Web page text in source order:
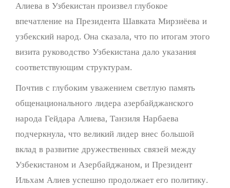
Алиева в Узбекистан произвел глубокое
впечатление на Президента Шавката Мирзиёева и
узбекский народ. Она сказала, что по итогам этого
визита руководство Узбекистана дало указания
соответствующим структурам.
Почтив с глубоким уважением светлую память
общенационального лидера азербайджанского
народа Гейдара Алиева, Танзиля Нарбаева
подчеркнула, что великий лидер внес большой
вклад в развитие дружественных связей между
Узбекистаном и Азербайджаном, и Президент
Ильхам Алиев успешно продолжает его политику.